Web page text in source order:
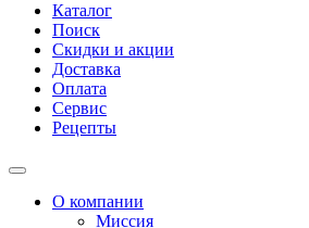
Каталог
Поиск
Скидки и акции
Доставка
Оплата
Сервис
Рецепты
О компании
Миссия